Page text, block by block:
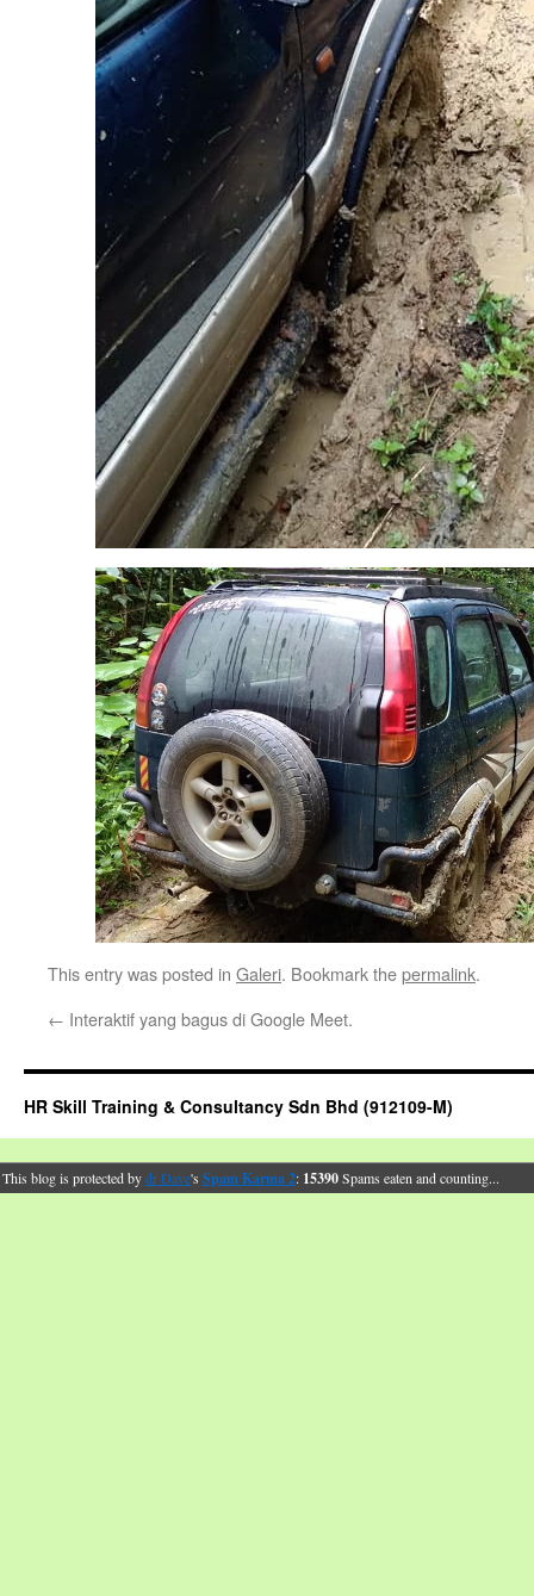
This entry was posted in Galeri. Bookmark thepermalink.
← Interaktif yang bagus di Google Meet.
HR Skill Training & Consultancy Sdn Bhd (912109-M)
This blog is protected bydr Dave's Spam Karma 2: 15390Spams eaten and counting...